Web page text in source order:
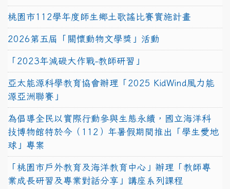
桃園市112學年度師生鄉土歌謠比賽實施計畫
2026第五屆「關懷動物文學獎」活動
「2023年減碳大作戰-教師研習」
亞太能源科學教育協會辦理「2025 KidWind風力能
源亞洲聯賽」
為倡導全民以實際行動參與生態永續，國立海洋科
技博物館特於今（112）年暑假期間推出「學生愛地
球」專案
「桃園市戶外教育及海洋教育中心」辦理「教師專
業成長研習及專業對話分享」講座系列課程